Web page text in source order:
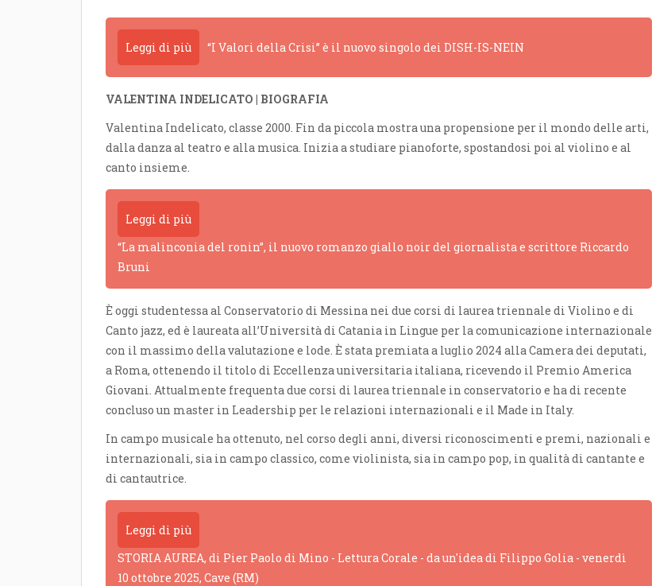
Leggi di più “I Valori della Crisi” è il nuovo singolo dei DISH-IS-NEIN
VALENTINA INDELICATO | BIOGRAFIA
Valentina Indelicato, classe 2000. Fin da piccola mostra una propensione per il mondo delle arti,
dalla danza al teatro e alla musica. Inizia a studiare pianoforte, spostandosi poi al violino e al
canto insieme.
Leggi di più
“La malinconia del ronin”, il nuovo romanzo giallo noir del giornalista e scrittore Riccardo
Bruni
È oggi studentessa al Conservatorio di Messina nei due corsi di laurea triennale di Violino e di
Canto jazz, ed è laureata all’Università di Catania in Lingue per la comunicazione internazionale
con il massimo della valutazione e lode. È stata premiata a luglio 2024 alla Camera dei deputati,
a Roma, ottenendo il titolo di Eccellenza universitaria italiana, ricevendo il Premio America
Giovani. Attualmente frequenta due corsi di laurea triennale in conservatorio e ha di recente
concluso un master in Leadership per le relazioni internazionali e il Made in Italy.
In campo musicale ha ottenuto, nel corso degli anni, diversi riconoscimenti e premi, nazionali e
internazionali, sia in campo classico, come violinista, sia in campo pop, in qualità di cantante e
di cantautrice.
Leggi di più
STORIA AUREA, di Pier Paolo di Mino - Lettura Corale - da un'idea di Filippo Golia - venerdì
10 ottobre 2025, Cave (RM)